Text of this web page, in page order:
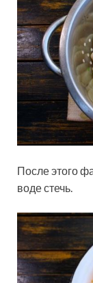
После этого
воде стечь.